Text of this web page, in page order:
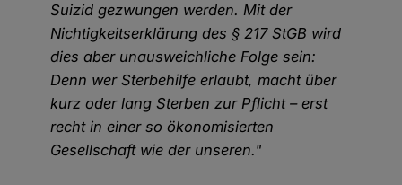
Suizid gezwungen werden. Mit der
Nichtigkeitserklärung des § 217 StGB wird
dies aber unausweichliche Folge sein:
Denn wer Sterbehilfe erlaubt, macht über
kurz oder lang Sterben zur Pflicht – erst
recht in einer so ökonomisierten
Gesellschaft wie der unseren."